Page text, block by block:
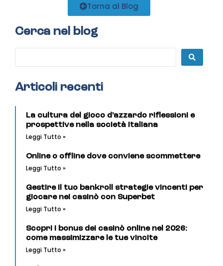
Torna al Blog
Cerca nel blog
Articoli recenti
La cultura del gioco d'azzardo riflessioni e
prospettive nella società italiana
Leggi Tutto »
Online o offline dove conviene scommettere
Leggi Tutto »
Gestire il tuo bankroll strategie vincenti per
giocare nei casinò con Superbet
Leggi Tutto »
Scopri i bonus dei casinò online nel 2026:
come massimizzare le tue vincite
Leggi Tutto »